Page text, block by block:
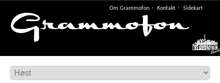
Om Grammofon Kontakt Sidekart
Meny